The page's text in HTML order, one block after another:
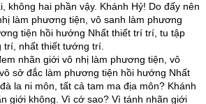
không hai phần vậy. Khánh Hỷ! Do đấy nên
làm phương tiện, vô sanh làm phương
tiện hồi hướng Nhất thiết trí trí, tu tập
nhất thiết tướng trí.
nhãn giới vô nhị làm phương tiện, vô
sở đắc làm phương tiện hồi hướng Nhất
la ni môn, tất cả tam ma địa môn? Khánh
giới không. Vì cớ sao? Vì tánh nhãn giới